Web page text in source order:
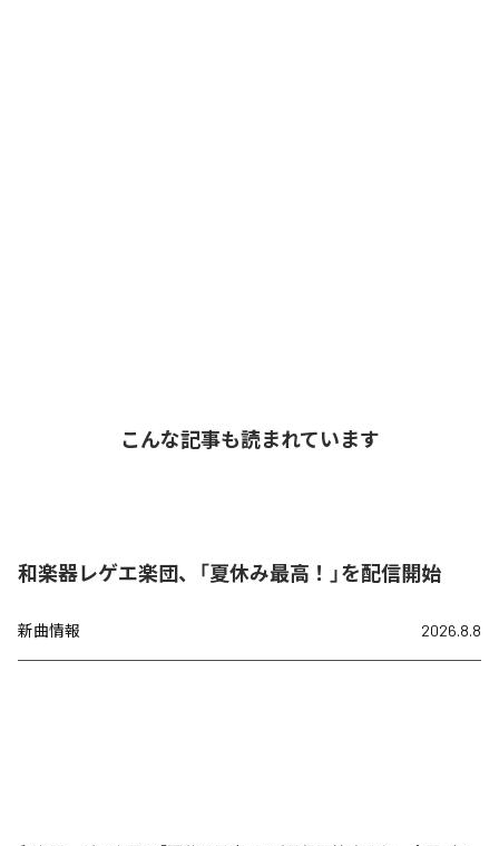
こんな記事も読まれています
和楽器レゲエ楽団、「夏休み最高！」を配信開始
新曲情報 2026.8.8